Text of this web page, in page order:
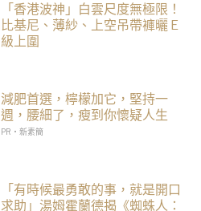
「香港波神」白雲尺度無極限！
比基尼、薄紗、上空吊帶褲曬 E
級上圍
減肥首選，檸檬加它，堅持一
週，腰細了，瘦到你懷疑人生
PR・新素簡
「有時候最勇敢的事，就是開口
求助」湯姆霍蘭德揭《蜘蛛人：